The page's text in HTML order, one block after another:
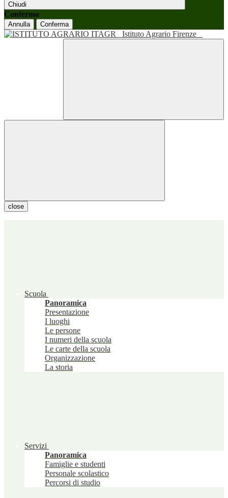
Chiudi
Conferma
Annulla Conferma
Istituto Agrario Firenze
close
Scuola
Panoramica
Presentazione
I luoghi
Le persone
I numeri della scuola
Le carte della scuola
Organizzazione
La storia
Servizi
Panoramica
Famiglie e studenti
Personale scolastico
Percorsi di studio